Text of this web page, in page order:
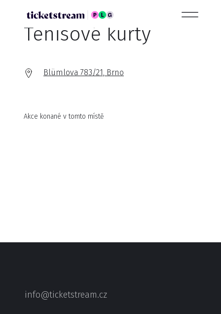
Tenisové kurty
Blümlova 783/21, Brno
Akce konané v tomto místě
info@ticketstream.cz